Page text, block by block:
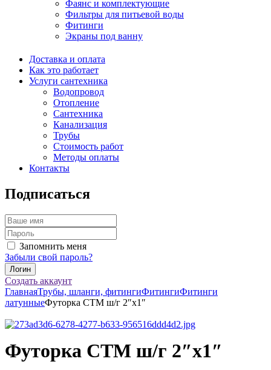
Фаянс и комплектующие
Фильтры для питьевой воды
Фитинги
Экраны под ванну
Доставка и оплата
Как это работает
Услуги сантехника
Водопровод
Отопление
Сантехника
Канализация
Трубы
Стоимость работ
Методы оплаты
Контакты
Подписаться
Запомнить меня
Забыли свой пароль?
Создать аккаунт
ГлавнаяТрубы, шланги, фитингиФитингиФитинги
латунныеФуторка СТМ ш/г 2″x1″
Футорка СТМ ш/г 2″x1″